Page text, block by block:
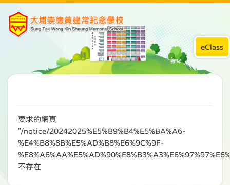
eClass
要求的網頁
"/notice/20242025%E5%B9%B4%E5%BA%A6-
%E4%B8%8B%E5%AD%B8%E6%9C%9F-
不存在